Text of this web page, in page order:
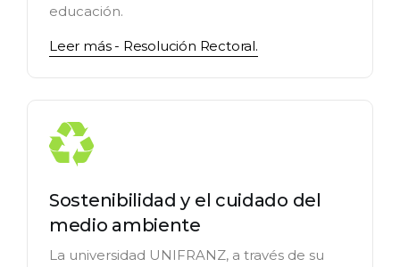
educación.
Leer más - Resolución Rectoral.
Sostenibilidad y el cuidado del
medio ambiente
La universidad UNIFRANZ, a través de su